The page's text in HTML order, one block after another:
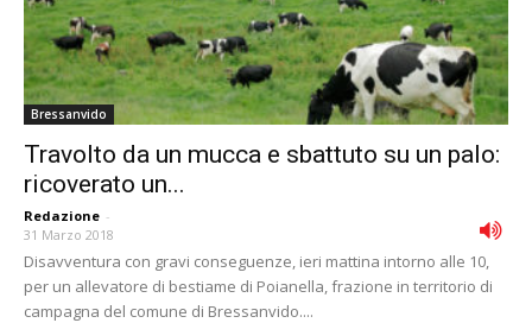
Bressanvido
Travolto da un mucca e sbattuto su un palo:
ricoverato un...
Redazione -
31 Marzo 2018
Disavventura con gravi conseguenze, ieri mattina intorno alle 10,
per un allevatore di bestiame di Poianella, frazione in territorio di
campagna del comune di Bressanvido....